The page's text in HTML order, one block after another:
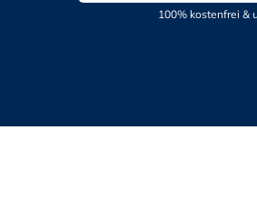
100% kostenfrei &